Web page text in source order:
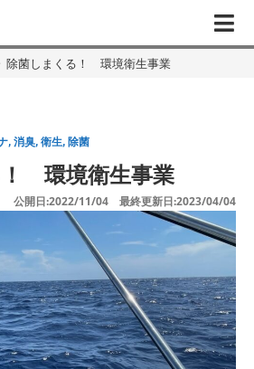
除菌しまくる！ 環境衛生事業
, 消臭, 衛生, 除菌
環境衛生事業
公開日:2022/11/04 最終更新日:2023/04/04